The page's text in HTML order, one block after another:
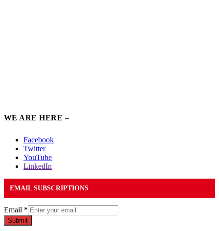
WE ARE HERE –
Facebook
Twitter
YouTube
LinkedIn
EMAIL SUBSCRIPTIONS
Email *
Submit